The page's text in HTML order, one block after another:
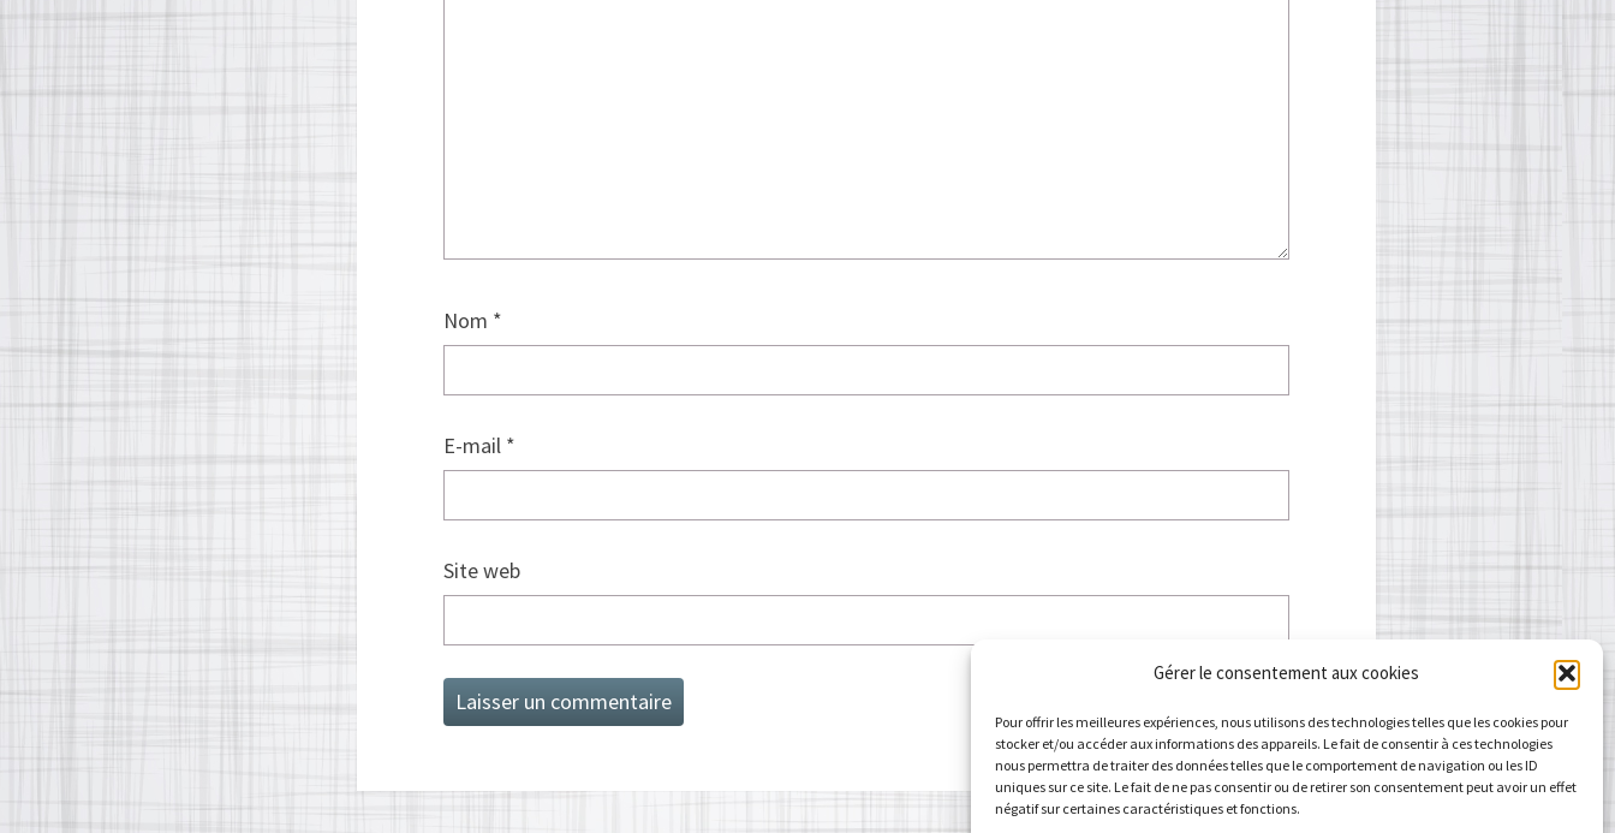
Gérer le consentement aux cookies
Pour offrir les meilleures expériences, nous utilisons des technologies telles que les cookies pour
stocker et/ou accéder aux informations des appareils. Le fait de consentir à ces technologies
nous permettra de traiter des données telles que le comportement de navigation ou les ID
uniques sur ce site. Le fait de ne pas consentir ou de retirer son consentement peut avoir un effet
négatif sur certaines caractéristiques et fonctions.
Nom *
E-mail *
Site web